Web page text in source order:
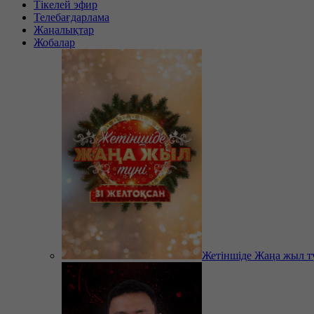
Тікелей эфир
Телебағдарлама
Жаңалықтар
Жобалар
Жетіншіде Жаңа жыл